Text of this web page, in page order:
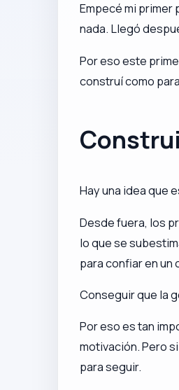
Empecé mi primer
nada. Llegó
Por eso este
construí como
Hay una idea que
Desde fuera, los
lo que se
para confiar en
Conseguir que la
Por eso es tan
motivación. Pero
para seguir.